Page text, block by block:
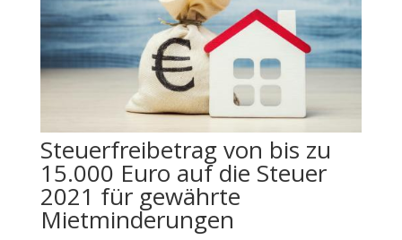
Steuerfreibetrag von bis zu
15.000 Euro auf die Steuer
2021 für gewährte
Mietminderungen